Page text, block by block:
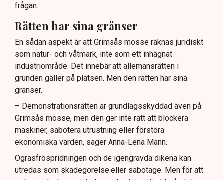
frågan.
Rätten har sina gränser
En sådan aspekt är att Grimsås mosse räknas juridiskt
som natur- och våtmark, inte som ett inhägnat
industriområde. Det innebär att allemansrätten i
grunden gäller på platsen. Men den rätten har sina
gränser.
– Demonstrationsrätten är grundlagsskyddad även på
Grimsås mosse, men den ger inte rätt att blockera
maskiner, sabotera utrustning eller förstöra
ekonomiska värden, säger Anna-Lena Mann.
Ogräsfröspridningen och de igengrävda dikena kan
utredas som skadegörelse eller sabotage. Men för att